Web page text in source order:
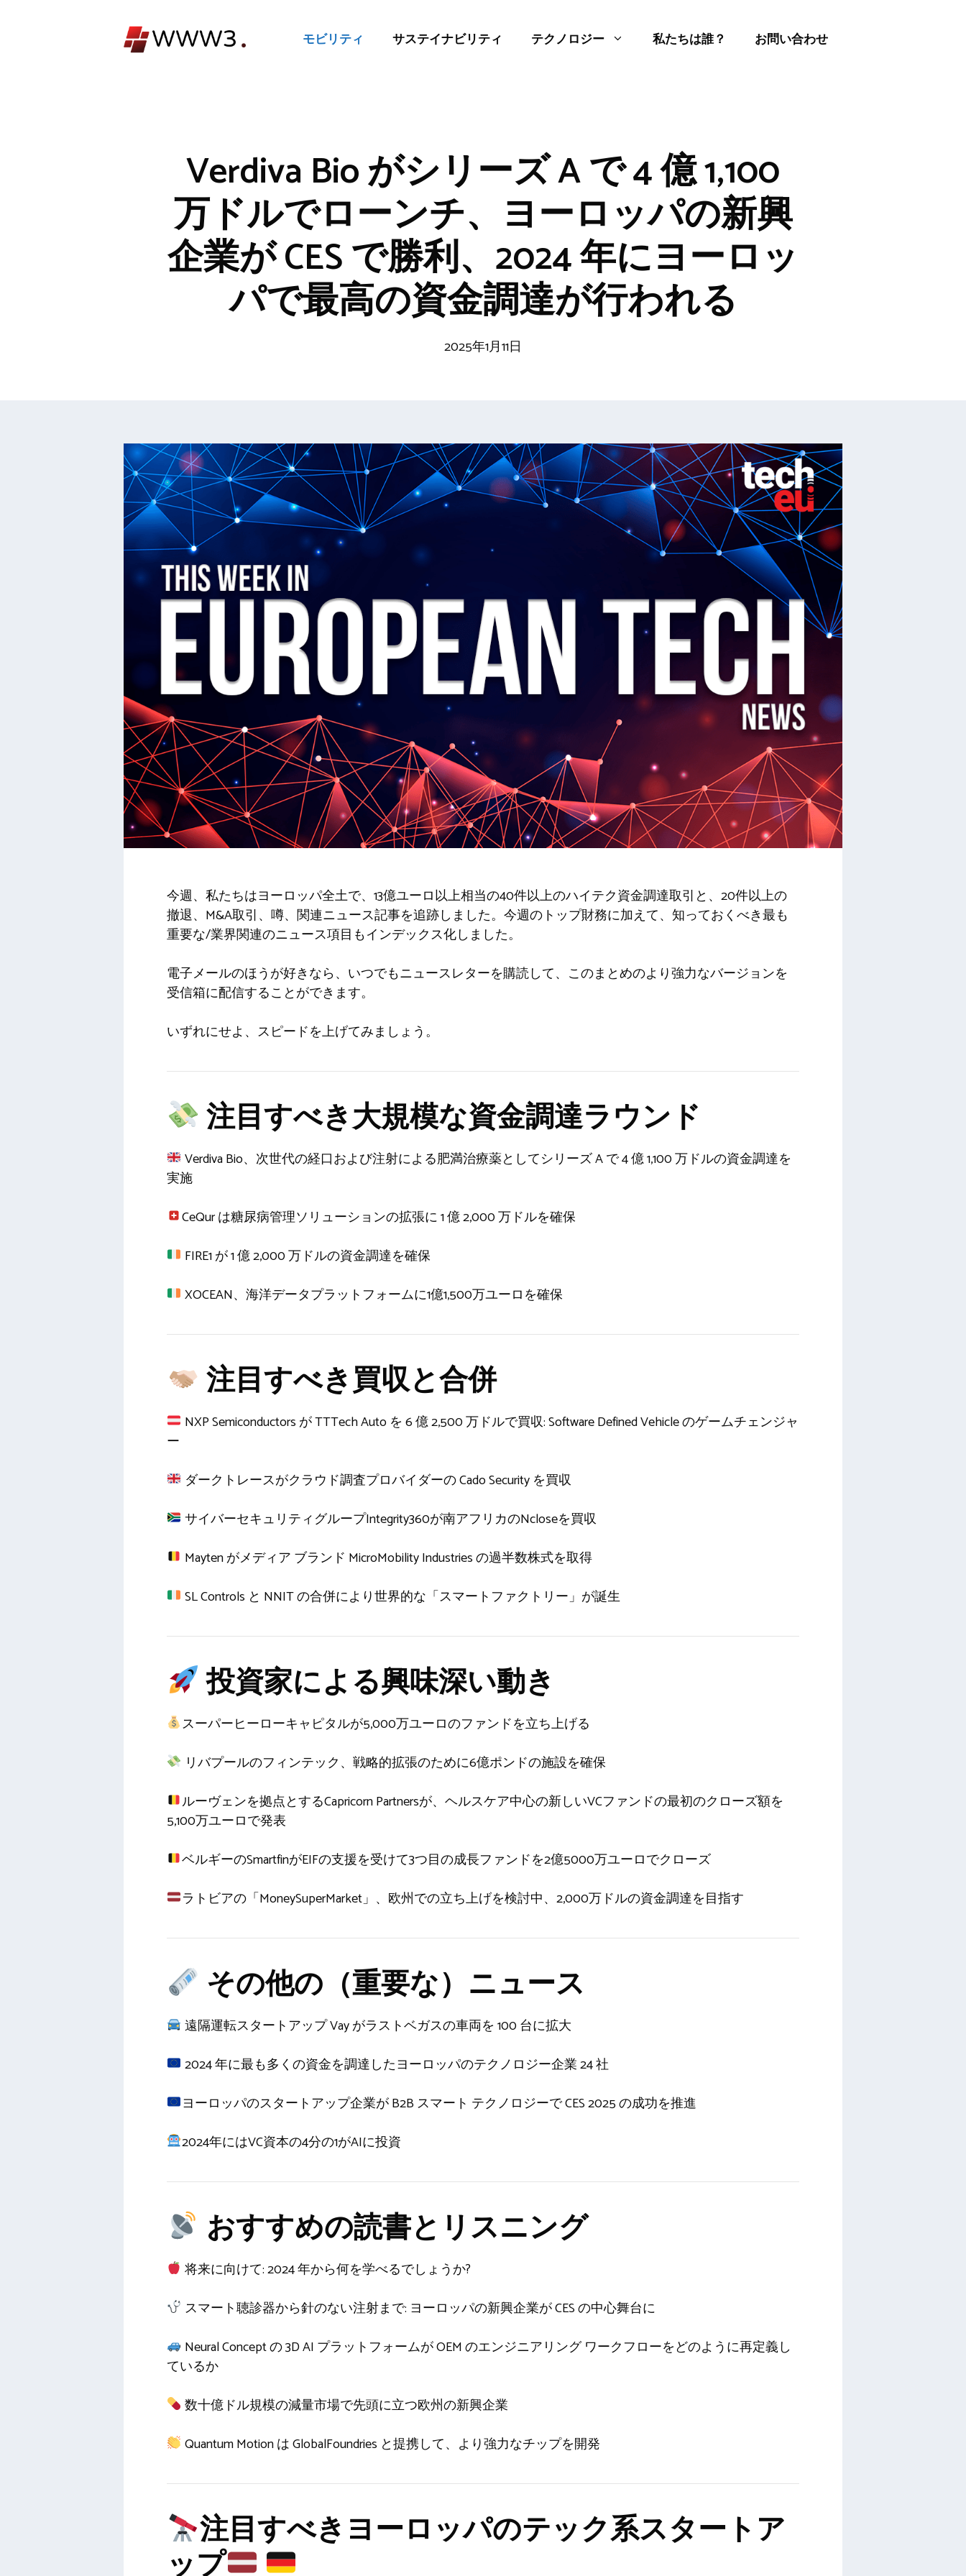
モビリティ サステイナビリティ テクノロジー 私たちは誰？ お問い合わせ
Verdiva Bio がシリーズ A で 4 億 1,100
万ドルでローンチ、ヨーロッパの新興
企業が CES で勝利、2024 年にヨーロッ
パで最高の資金調達が行われる
2025年1月11日
今週、私たちはヨーロッパ全土で、13億ユーロ以上相当の40件以上のハイテク資金調達取引と、20件以上の
撤退、M&A取引、噂、関連ニュース記事を追跡しました。今週のトップ財務に加えて、知っておくべき最も
重要な/業界関連のニュース項目もインデックス化しました。
電子メールのほうが好きなら、いつでもニュースレターを購読して、このまとめのより強力なバージョンを
受信箱に配信することができます。
いずれにせよ、スピードを上げてみましょう。
注目すべき大規模な資金調達ラウンド
Verdiva Bio、次世代の経口および注射による肥満治療薬としてシリーズ A で 4 億 1,100 万ドルの資金調達を
実施
CeQur は糖尿病管理ソリューションの拡張に 1 億 2,000 万ドルを確保
FIRE1 が 1 億 2,000 万ドルの資金調達を確保
XOCEAN、海洋データプラットフォームに1億1,500万ユーロを確保
注目すべき買収と合併
NXP Semiconductors が TTTech Auto を 6 億 2,500 万ドルで買収: Software Defined Vehicle のゲームチェンジャ
ー
ダークトレースがクラウド調査プロバイダーの Cado Security を買収
サイバーセキュリティグループIntegrity360が南アフリカのNcloseを買収
Mayten がメディア ブランド MicroMobility Industries の過半数株式を取得
SL Controls と NNIT の合併により世界的な「スマートファクトリー」が誕生
投資家による興味深い動き
スーパーヒーローキャピタルが5,000万ユーロのファンドを立ち上げる
リバプールのフィンテック、戦略的拡張のために6億ポンドの施設を確保
ルーヴェンを拠点とするCapricorn Partnersが、ヘルスケア中心の新しいVCファンドの最初のクローズ額を
5,100万ユーロで発表
ベルギーのSmartfinがEIFの支援を受けて3つ目の成長ファンドを2億5000万ユーロでクローズ
ラトビアの「MoneySuperMarket」、欧州での立ち上げを検討中、2,000万ドルの資金調達を目指す
その他の（重要な）ニュース
遠隔運転スタートアップ Vay がラストベガスの車両を 100 台に拡大
2024 年に最も多くの資金を調達したヨーロッパのテクノロジー企業 24 社
ヨーロッパのスタートアップ企業が B2B スマート テクノロジーで CES 2025 の成功を推進
2024年にはVC資本の4分の1がAIに投資
おすすめの読書とリスニング
将来に向けて: 2024 年から何を学べるでしょうか?
スマート聴診器から針のない注射まで: ヨーロッパの新興企業が CES の中心舞台に
Neural Concept の 3D AI プラットフォームが OEM のエンジニアリング ワークフローをどのように再定義し
ているか
数十億ドル規模の減量市場で先頭に立つ欧州の新興企業
Quantum Motion は GlobalFoundries と提携して、より強力なチップを開発
注目すべきヨーロッパのテック系スタートア
ップ